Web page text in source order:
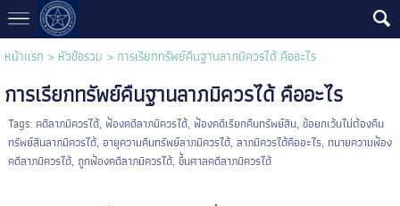
หน้าแรก > หัวข้อรวม > การเรียกทรัพย์คืนฐานลาภมิควรได้ คืออะไร
การเรียกทรัพย์คืนฐานลาภมิควรได้ คืออะไร
Tags: คดีลาภมิควรได้, ฟ้องคดีลาภมิควรได้, ฟ้องคดีเรียกคืนทรัพย์สิน,ข้อยกเว้นไม่ต้องคืน
ทรัพย์สินลาภมิควรได้,อายุความคืนทรัพย์ลาภมิควรได้,ลาภมิควรได้คืออะไร, ทนายความฟ้อง
คดีลาภมิควรได้,ถูกฟ้องคดีลาภมิควรได้,ขึ้นศาลคดีลาภมิควรได้